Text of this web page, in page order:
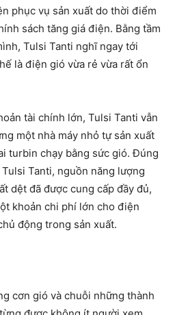
phục vụ sản xuất do thời điểm
sách tăng giá điện. Bằng tầm
Tulsi Tanti nghĩ ngay tới
là điện gió vừa rẻ vừa rất ổn
tài chính lớn, Tulsi Tanti vẫn
một nhà máy nhỏ tự sản xuất
turbin chạy bằng sức gió. Đúng
Tanti, nguồn năng lượng
dệt đã được cung cấp đầy đủ,
khoản chi phí lớn cho điện
động trong sản xuất.
cơn gió và chuỗi những thành